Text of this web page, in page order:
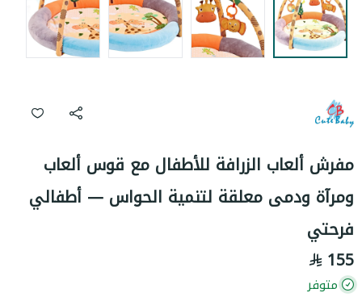
مفرش ألعاب الزرافة للأطفال مع قوس ألعاب
ومرآة ودمى معلقة لتنمية الحواس — أطفالي
فرحتي
155
متوفر